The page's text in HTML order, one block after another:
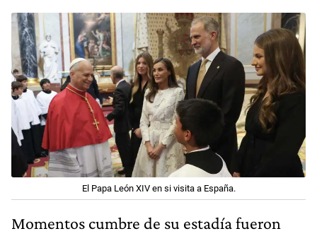
El Papa León XIV en si visita a España.
Momentos cumbre de su estadía fueron